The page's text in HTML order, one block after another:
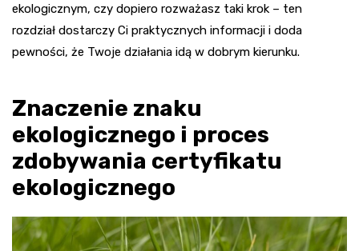
ekologicznym, czy dopiero rozważasz taki krok – ten
rozdział dostarczy Ci praktycznych informacji i doda
pewności, że Twoje działania idą w dobrym kierunku.
Znaczenie znaku
ekologicznego i proces
zdobywania certyfikatu
ekologicznego